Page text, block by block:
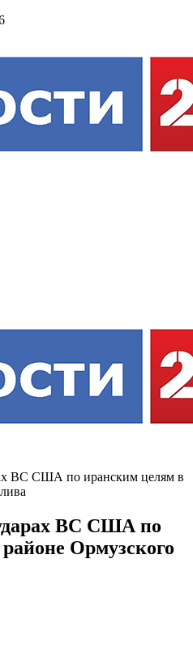
ВС США по иранским целям в
ВС США по
Ормузского